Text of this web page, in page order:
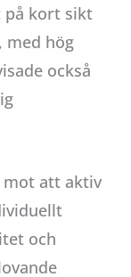
på kort sikt
med hög
också
mot att aktiv
och